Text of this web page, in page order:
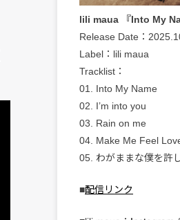
lili maua 『Into My
Release Date：
Label：lili maua
Tracklist：
01. Into My Name
02. I’m into you
03. Rain on me
04. Make Me Feel
05. わがままな僕を許
■配信リンク